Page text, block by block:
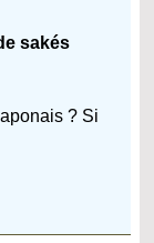
sakés
? Si